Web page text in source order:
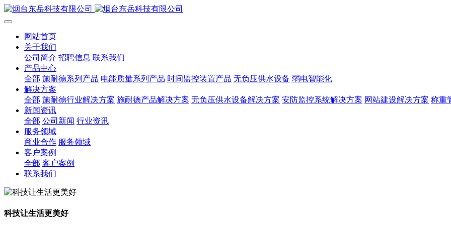
网站首页
关于我们
公司简介 招聘信息 联系我们
产品中心
全部 施耐德系列产品 电能质量系列产品 时间监控装置产品 无负压供水设备 弱电智能化
解决方案
全部 施耐德行业解决方案 施耐德产品解决方案 无负压供水设备解决方案 安防监控系统解决方案 网站建设解决方案 称重
新闻资讯
全部 公司新闻 行业资讯
服务领域
商业合作 服务领域
客户案例
全部 客户案例
联系我们
科技让生活更美好